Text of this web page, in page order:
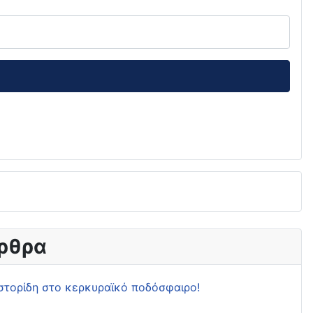
στο κερκυραϊκό ποδόσφαιρο!